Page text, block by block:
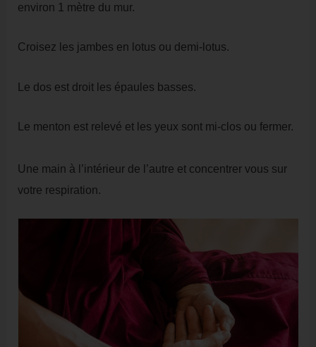
environ 1 mètre du mur.
Croisez les jambes en lotus ou demi-lotus.
Le dos est droit les épaules basses.
Le menton est relevé et les yeux sont mi-clos ou fermer.
Une main à l’intérieur de l’autre et concentrer vous sur
votre respiration.